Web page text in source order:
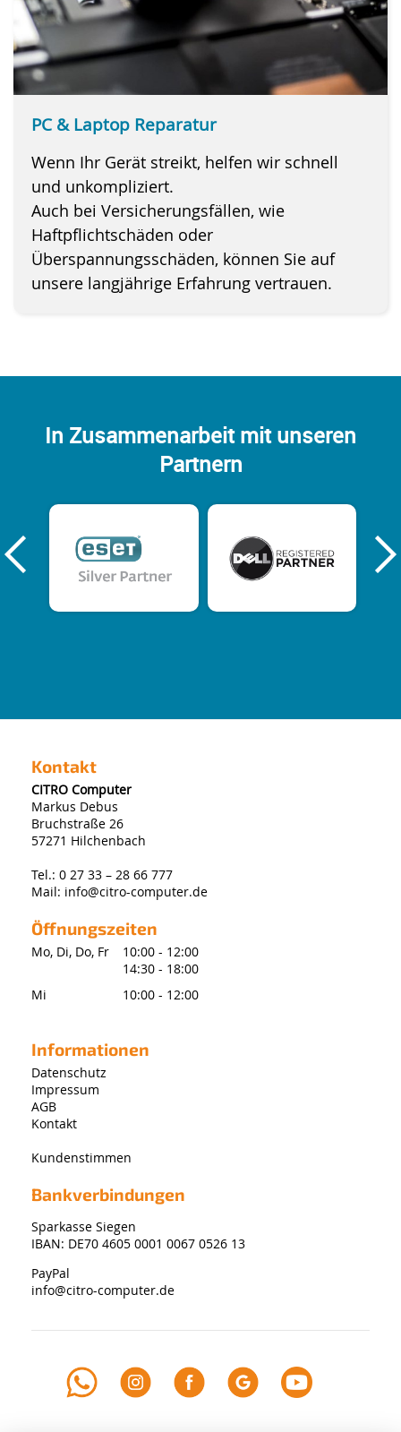
PC & Laptop Reparatur
Wenn Ihr Gerät streikt, helfen wir schnell
und unkompliziert.
Auch bei Versicherungsfällen, wie
Haftpflichtschäden oder
Überspannungsschäden, können Sie auf
unsere langjährige Erfahrung vertrauen.
In Zusammenarbeit mit unseren
Partnern
Kontakt
CITRO Computer
Markus Debus
Bruchstraße 26
57271 Hilchenbach
Tel.: 0 27 33 – 28 66 777
Mail: info@citro-computer.de
Öffnungszeiten
Mo, Di, Do, Fr
10:00 - 12:00
14:30 - 18:00
Mi
10:00 - 12:00
Informationen
Datenschutz
Impressum
AGB
Kontakt
Kundenstimmen
Bankverbindungen
Sparkasse Siegen
IBAN: DE70 4605 0001 0067 0526 13
PayPal
info@citro-computer.de